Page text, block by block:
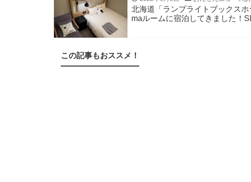
北海道「ランプライトブックス
maルームに宿泊してきました！
この記事もおススメ！